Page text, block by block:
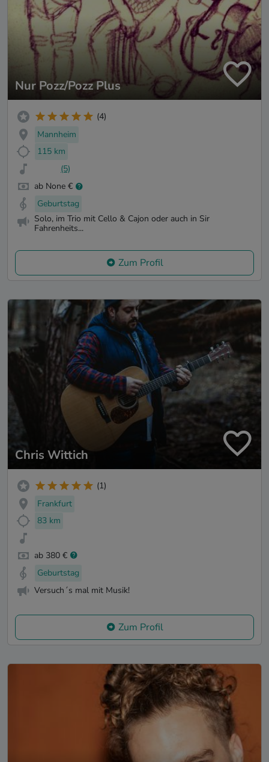
Nur Pozz/Pozz Plus
(4)
Mannheim
115 km
(5)
ab None €
Geburtstag
Solo, im Trio mit Cello & Cajon oder auch in Sir
Fahrenheits...
Zum Profil
Chris Wittich
(1)
Frankfurt
83 km
ab 380 €
Geburtstag
Versuch´s mal mit Musik!
Zum Profil